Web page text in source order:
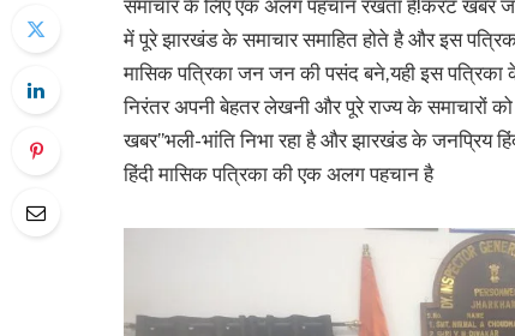
समाचार के लिए एक अलग पहचान रखता है!करंट खबर
में पूरे झारखंड के समाचार समाहित होते है और इस पत्रिका
मासिक पत्रिका जन जन की पसंद बने,यही इस पत्रिका
निरंतर अपनी बेहतर लेखनी और पूरे राज्य के समाचारों
खबर”भली-भांति निभा रहा है और झारखंड के जनप्रिय
हिंदी मासिक पत्रिका की एक अलग पहचान है